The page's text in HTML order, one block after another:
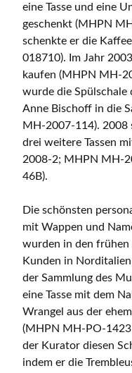
eine Tasse und eine
geschenkt (MHPN
schenkte er die
018710). Im Jahr
kaufen (MHPN MH-
wurde die Spülschale
Anne Bischoff in die
MH-2007-114). 2008
drei weitere Tassen
2008-2; MHPN MH-
46B).
Die schönsten
mit Wappen und
wurden in den
Kunden in
der Sammlung des
eine Tasse mit dem
Wrangel aus der
(MHPN MH-PO-
der Kurator diesen
indem er die